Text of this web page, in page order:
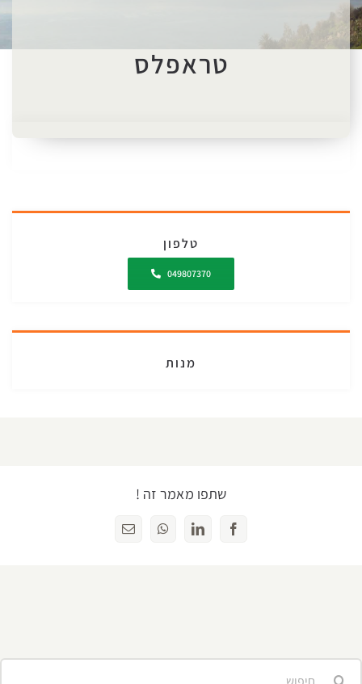
טראפלס
טלפון
049807370
מנות
שתפו מאמר זה !
Facebook
LinkedIn
WhatsAppכתובת